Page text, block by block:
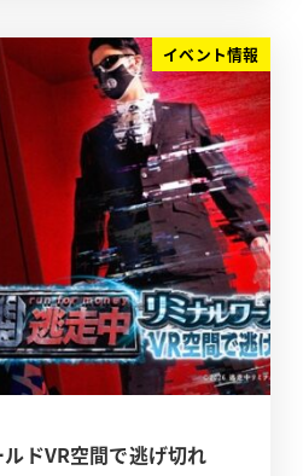
イベント情報
ドVR空間で逃げ切れ